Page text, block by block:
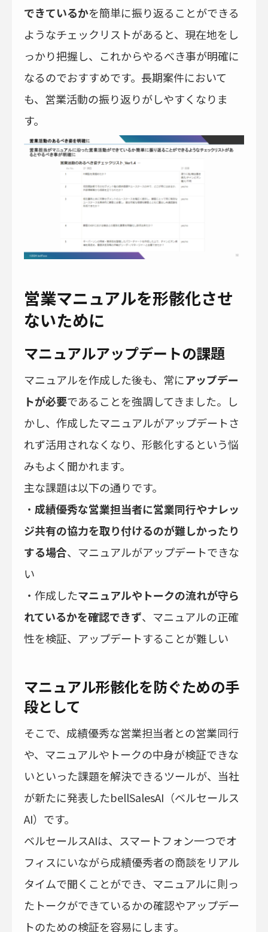
できているかを簡単に振り返ることができる
ようなチェックリストがあると、現在地をし
っかり把握し、これからやるべき事が明確に
なるのでおすすめです。長期案件において
も、営業活動の振り返りがしやすくなりま
す。
営業マニュアルを形骸化させ
ないために
マニュアルアップデートの課題
マニュアルを作成した後も、常にアップデー
トが必要であることを強調してきました。し
かし、作成したマニュアルがアップデートさ
れず活用されなくなり、形骸化するという悩
みもよく聞かれます。
主な課題は以下の通りです。
・ 成績優秀な営業担当者に営業同行やナレッ
ジ共有の協力を取り付けるのが難しかったり
する場合、マニュアルがアップデートできな
い
・作成したマニュアルやトークの流れが守ら
れているかを確認できず、マニュアルの正確
性を検証、アップデートすることが難しい
マニュアル形骸化を防ぐための手
段として
そこで、成績優秀な営業担当者との営業同行
や、マニュアルやトークの中身が検証できな
いといった課題を解決できるツールが、当社
が新たに発表したbellSalesAI（ベルセールス
AI）です。
ベルセールスAIは、スマートフォン一つでオ
フィスにいながら成績優秀者の商談をリアル
タイムで聞くことができ、マニュアルに則っ
たトークができているかの確認やアップデー
トのための検証を容易にします。